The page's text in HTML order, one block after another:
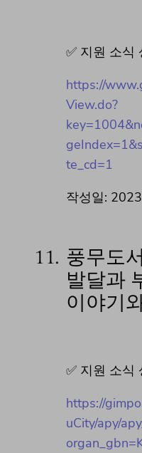
✅ 지원 소식
https://
View.do?
te_cd=1
작성일:
11. 풍무도
발달과
이야기
✅ 지원 소식
https://
uCity/apy/